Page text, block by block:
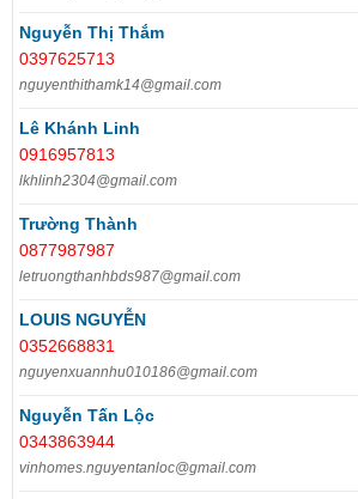
Nguyễn Thị Thắm
0397625713
nguyenthithamk14@gmail.com
Lê Khánh Linh
0916957813
lkhlinh2304@gmail.com
Trường Thành
0877987987
letruongthanhbds987@gmail.com
LOUIS NGUYỄN
0352668831
nguyenxuannhu010186@gmail.com
Nguyễn Tấn Lộc
0343863944
vinhomes.nguyentanloc@gmail.com